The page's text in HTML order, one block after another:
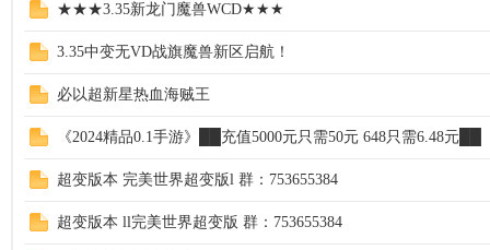
★★★3.35新龙门魔兽WCD★★★
3.35中变无VD战旗魔兽新区启航！
必以超新星热血海贼王
《2024精品0.1手游》██充值5000元只需50元 648只需6.48元██
超变版本 完美世界超变版l 群：753655384
超变版本 ll完美世界超变版 群：753655384